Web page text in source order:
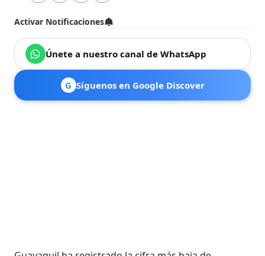
Activar Notificaciones
Únete a nuestro canal de WhatsApp
G Síguenos en Google Discover